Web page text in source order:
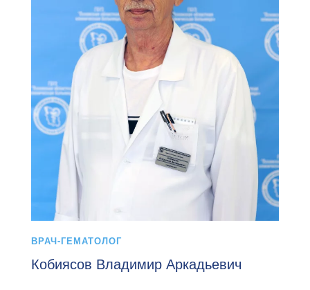
ВРАЧ-ГЕМАТОЛОГ
Кобиясов Владимир Аркадьевич